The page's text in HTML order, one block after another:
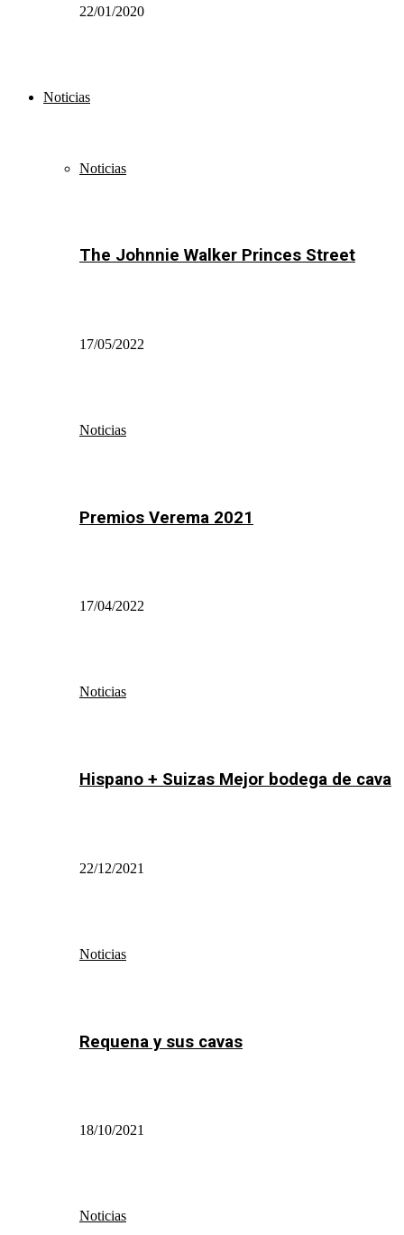
22/01/2020
Noticias
Noticias
The Johnnie Walker Princes Street
17/05/2022
Noticias
Premios Verema 2021
17/04/2022
Noticias
Hispano + Suizas Mejor bodega de cava
22/12/2021
Noticias
Requena y sus cavas
18/10/2021
Noticias